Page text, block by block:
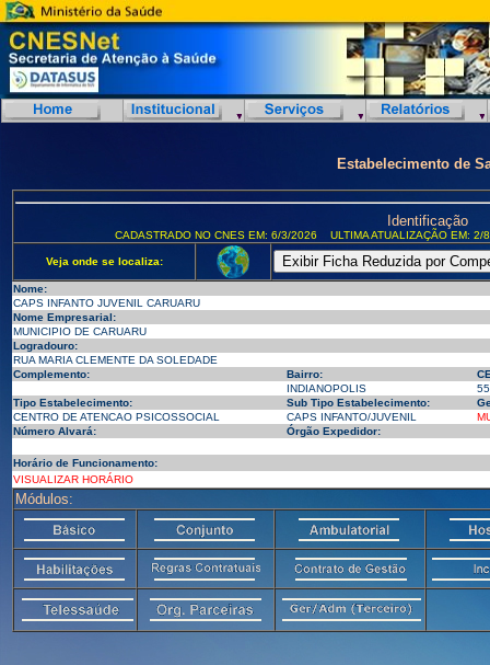
Estabelecimento de
Identificação
CADASTRADO NO CNES EM: 6/3/2026 ULTIMA ATUALIZAÇÃO EM:
Veja onde se localiza:
Nome:
CAPS INFANTO JUVENIL CARUARU
Nome Empresarial:
MUNICIPIO DE CARUARU
Logradouro:
RUA MARIA CLEMENTE DA SOLEDADE
Complemento:
Bairro:
INDIANOPOLIS
Tipo Estabelecimento:
Sub Tipo Estabelecimento:
CENTRO DE ATENCAO PSICOSSOCIAL
CAPS INFANTO/JUVENIL
Número Alvará:
Órgão Expedidor:
Horário de Funcionamento:
VISUALIZAR HORÁRIO
Módulos: